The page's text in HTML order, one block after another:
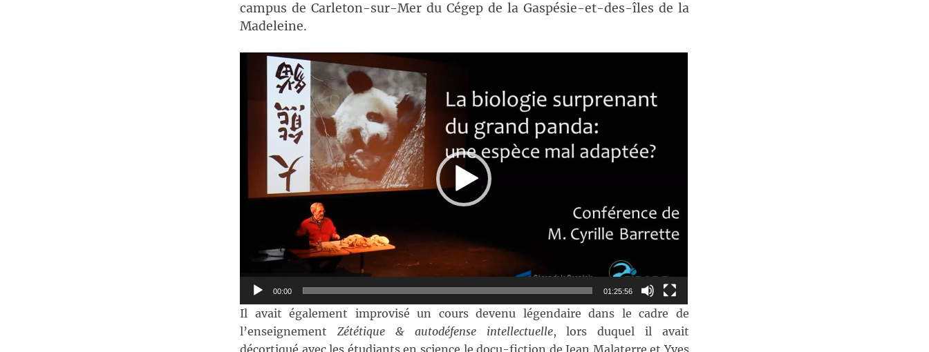
campus de Carleton-sur-Mer du Cégep de la Gaspésie-et-des-îles de la
Madeleine.
Lecteur
00:00 01:25:56
Il avait également improvisé un cours devenu légendaire dans le cadre de
l’enseignement Zététique & autodéfense intellectuelle, lors duquel il avait
décortiqué avec les étudiants en science le docu-fiction de Jean Malaterre et Yves